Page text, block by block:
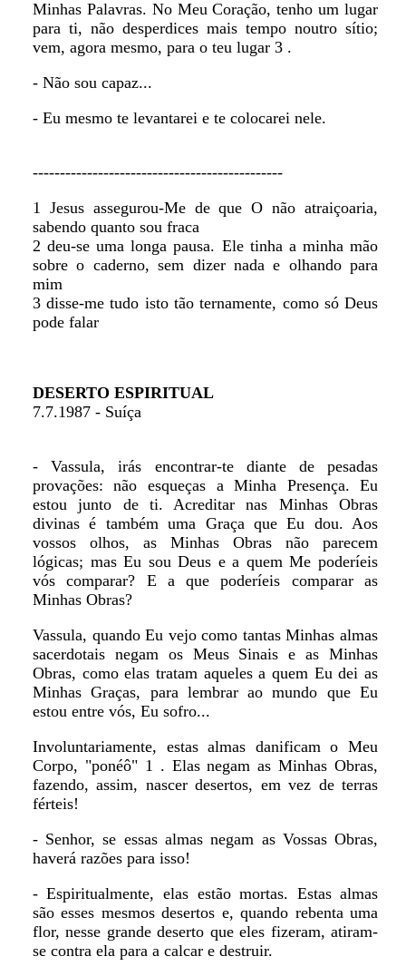
Minhas Palavras. No Meu Coração, tenho um lugar
para ti, não desperdices mais tempo noutro sítio;
vem, agora mesmo, para o teu lugar 3 .
- Não sou capaz...
- Eu mesmo te levantarei e te colocarei nele.
----------------------------------------------
1 Jesus assegurou-Me de que O não atraiçoaria,
sabendo quanto sou fraca
2 deu-se uma longa pausa. Ele tinha a minha mão
sobre o caderno, sem dizer nada e olhando para
mim
3 disse-me tudo isto tão ternamente, como só Deus
pode falar
DESERTO ESPIRITUAL
7.7.1987 - Suíça
- Vassula, irás encontrar-te diante de pesadas
provações: não esqueças a Minha Presença. Eu
estou junto de ti. Acreditar nas Minhas Obras
divinas é também uma Graça que Eu dou. Aos
vossos olhos, as Minhas Obras não parecem
lógicas; mas Eu sou Deus e a quem Me poderíeis
vós comparar? E a que poderíeis comparar as
Minhas Obras?
Vassula, quando Eu vejo como tantas Minhas almas
sacerdotais negam os Meus Sinais e as Minhas
Obras, como elas tratam aqueles a quem Eu dei as
Minhas Graças, para lembrar ao mundo que Eu
estou entre vós, Eu sofro...
Involuntariamente, estas almas danificam o Meu
Corpo, "ponéô" 1 . Elas negam as Minhas Obras,
fazendo, assim, nascer desertos, em vez de terras
férteis!
- Senhor, se essas almas negam as Vossas Obras,
haverá razões para isso!
- Espiritualmente, elas estão mortas. Estas almas
são esses mesmos desertos e, quando rebenta uma
flor, nesse grande deserto que eles fizeram, atiram-
se contra ela para a calcar e destruir.